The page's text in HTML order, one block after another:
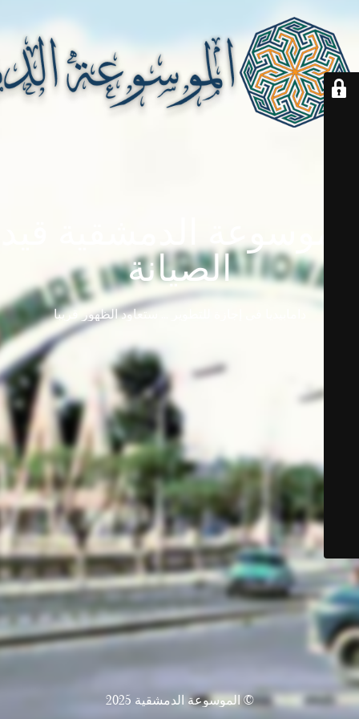
الصيانة
دامابيديا في إجازة للتطوير ... ستعاود الظهور قريباً
© الموسوعة الدمشقية 2025